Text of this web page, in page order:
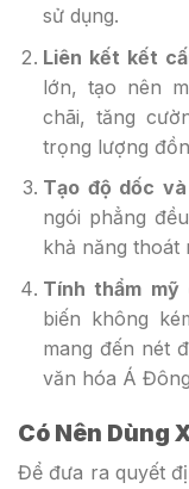
sử dụng.
Liên kết kết
lớn, tạo nên
chãi, tăng
trọng lượng
Tạo độ dốc
ngói phẳng
khả năng thoát
Tính thẩm mỹ
biến không
mang đến nét
văn hóa Á
Có Nên Dùng
Để đưa ra quyết